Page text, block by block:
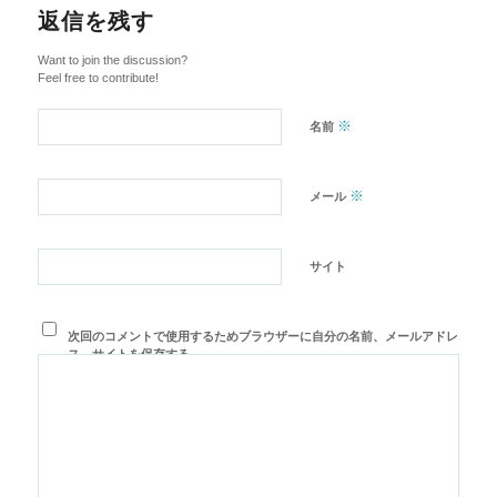
返信を残す
Want to join the discussion?
Feel free to contribute!
名前 ※
メール ※
サイト
次回のコメントで使用するためブラウザーに自分の名前、メールアドレ
ス、サイトを保存する。